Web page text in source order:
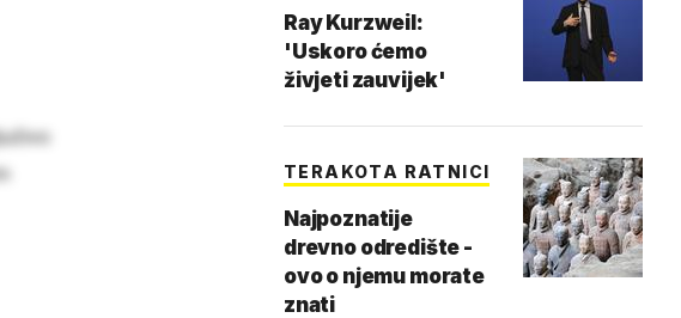
Ray Kurzweil:
'Uskoro ćemo
živjeti zauvijek'
TERAKOTA RATNICI
Najpoznatije
drevno odredište -
ovo o njemu morate
znati